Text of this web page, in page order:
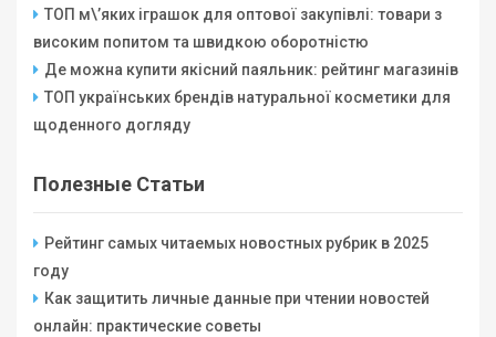
ТОП м\’яких іграшок для оптової закупівлі: товари з
високим попитом та швидкою оборотністю
Де можна купити якісний паяльник: рейтинг магазинів
ТОП українських брендів натуральної косметики для
щоденного догляду
Полезные Статьи
Рейтинг самых читаемых новостных рубрик в 2025
году
Как защитить личные данные при чтении новостей
онлайн: практические советы